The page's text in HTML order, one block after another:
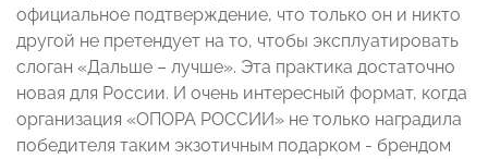
официальное подтверждение, что только он и никто
другой не претендует на то, чтобы эксплуатировать
слоган «Дальше – лучше». Эта практика достаточно
новая для России. И очень интересный формат, когда
организация «ОПОРА РОССИИ» не только наградила
победителя таким экзотичным подарком - брендом